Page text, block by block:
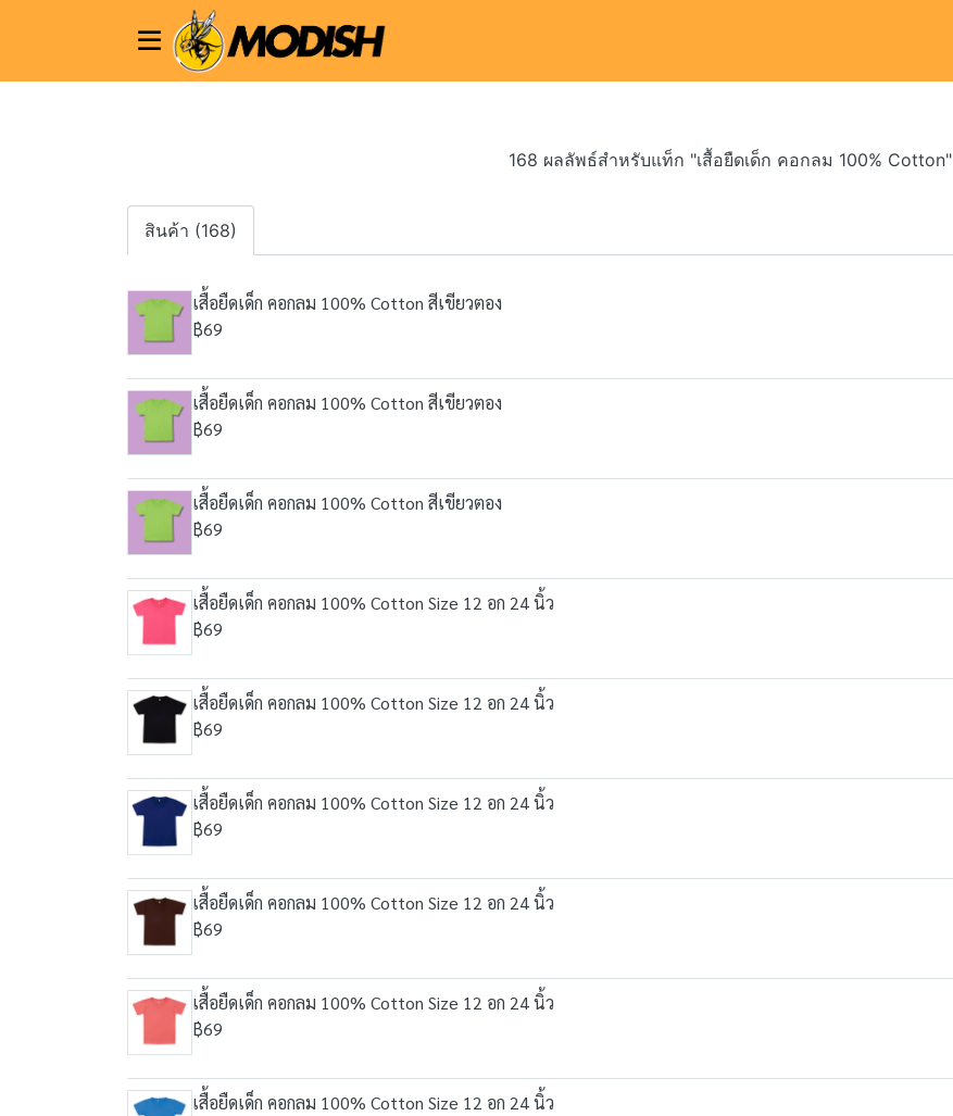
168 ผลลัพธ์สำหรับแท็ก "เสื้อยืดเด็ก คอกลม 100% Cotton"
สินค้า (168)
เสื้อยืดเด็ก คอกลม 100% Cotton สีเขียวตอง
฿69
เสื้อยืดเด็ก คอกลม 100% Cotton สีเขียวตอง
฿69
เสื้อยืดเด็ก คอกลม 100% Cotton สีเขียวตอง
฿69
เสื้อยืดเด็ก คอกลม 100% Cotton Size 12 อก 24 นิ้ว
฿69
เสื้อยืดเด็ก คอกลม 100% Cotton Size 12 อก 24 นิ้ว
฿69
เสื้อยืดเด็ก คอกลม 100% Cotton Size 12 อก 24 นิ้ว
฿69
เสื้อยืดเด็ก คอกลม 100% Cotton Size 12 อก 24 นิ้ว
฿69
เสื้อยืดเด็ก คอกลม 100% Cotton Size 12 อก 24 นิ้ว
฿69
เสื้อยืดเด็ก คอกลม 100% Cotton Size 12 อก 24 นิ้ว